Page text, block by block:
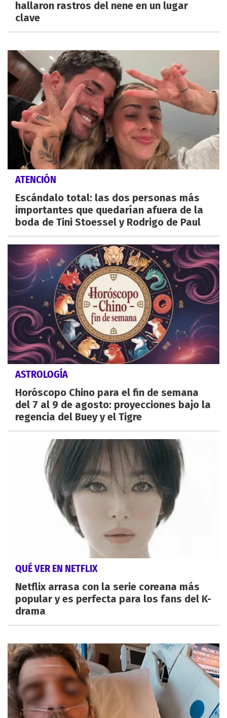
hallaron rastros del nene en un lugar
clave
ATENCIÓN
Escándalo total: las dos personas más
importantes que quedarían afuera de la
boda de Tini Stoessel y Rodrigo de Paul
ASTROLOGÍA
Horóscopo Chino para el fin de semana
del 7 al 9 de agosto: proyecciones bajo la
regencia del Buey y el Tigre
QUÉ VER EN NETFLIX
Netflix arrasa con la serie coreana más
popular y es perfecta para los fans del K-
drama